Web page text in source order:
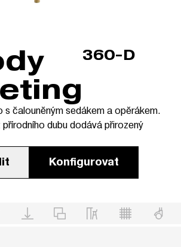
360-D
s čalouněným sedákem a opěrákem.
dubu dodává přirozený
Konfigurovat